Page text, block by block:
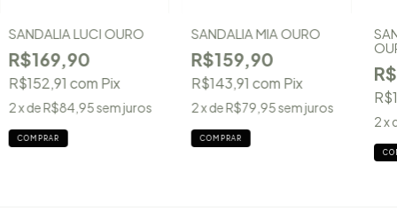
SANDALIA LUCI OURO
R$169,90
R$152,91 com Pix
2x deR$84,95sem juros
COMPRAR
SANDALIA MIA OURO
R$159,90
R$143,91 com Pix
2x deR$79,95sem juros
COMPRAR
2x